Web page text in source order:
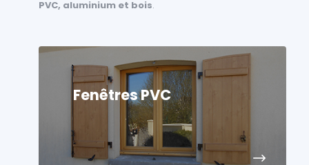
PVC, aluminium et bois.
Fenêtres PVC